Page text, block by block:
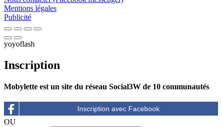
Mentions légales
Publicité
yoyoflash
Inscription
Mobylette est un site du réseau Social3W de 10 communautés
OU